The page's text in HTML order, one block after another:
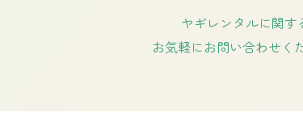
ヤギレンタルに関す
お気軽にお問い合わせく